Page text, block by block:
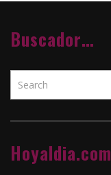
Buscador…
Hoyaldia.com